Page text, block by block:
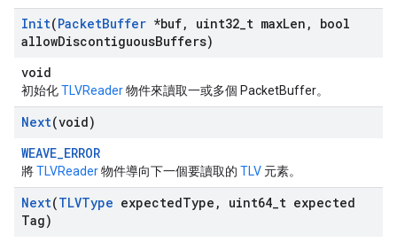
Init(PacketBuffer *buf, uint32 t maxLen ,
bool
allowDiscontiguousBuffers)
void
初始化TLVReader物件來讀取一或多個 PacketBuffer。
Next(void)
WEAVE_ERROR
將TLVReader物件導向下一個要讀取的 TLV 元素。
Next(TLVType expectedType , uint64 t expected
Tag)